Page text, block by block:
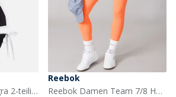
Reebok Damen Allegra 2-teilig Dreiecks Bikini Schwarz
Reebok
Reebok Damen Team 7/8 Hohe Taille Enge Leggings Supercharged Coral